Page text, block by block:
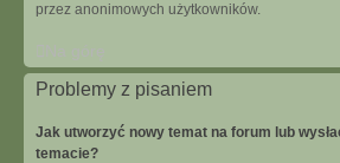
przez anonimowych użytkowników.
Problemy z pisaniem
Jak utworzyć nowy temat na forum lub
temacie?